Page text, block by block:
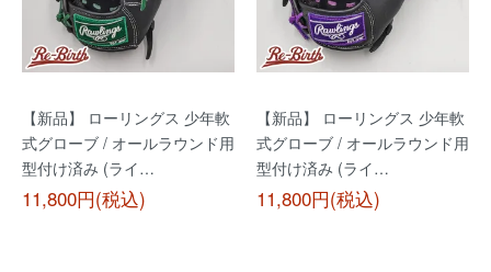
【新品】 ローリングス 少年軟
式グローブ / オールラウンド用
型付け済み (ライ…
11,800円(税込)
【新品】 ローリングス 少年軟
式グローブ / オールラウンド用
型付け済み (ライ…
11,800円(税込)